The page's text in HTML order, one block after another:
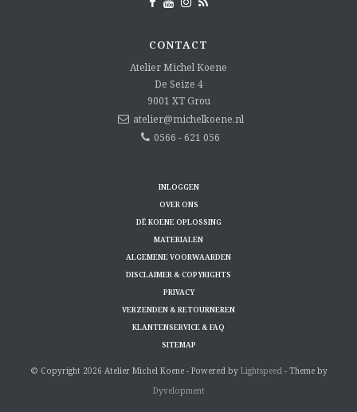
CONTACT
Atelier Michel Koene
De Seize 4
9001 XT Grou
atelier@michelkoene.nl
0566 - 621 056
INLOGGEN
OVER ONS
DÉ KOENE OPLOSSING
MATERIALEN
ALGEMENE VOORWAARDEN
DISCLAIMER & COPYRIGHTS
PRIVACY
VERZENDEN & RETOURNEREN
KLANTENSERVICE & FAQ
SITEMAP
© Copyright 2026 Atelier Michel Koene - Powered by Lightspeed - Theme by
Dyvelopment